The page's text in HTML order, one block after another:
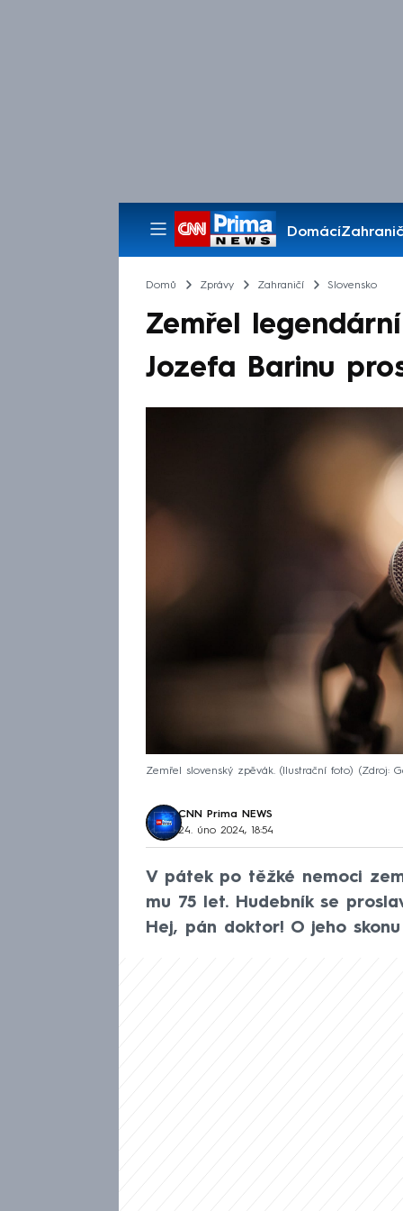
Domácí
Pořady
Domů Zprávy Zahraničí Slovensko
Zemřel
Jozefa Barinu
Zemřel slovenský zpěvák. (Ilustrační foto) Zdroj:
CNN Prima NEWS
24. úno 2024, 18:54
V pátek po těžké nemoci
mu 75 let. Hudebník se
Hej, pán doktor! O jeho